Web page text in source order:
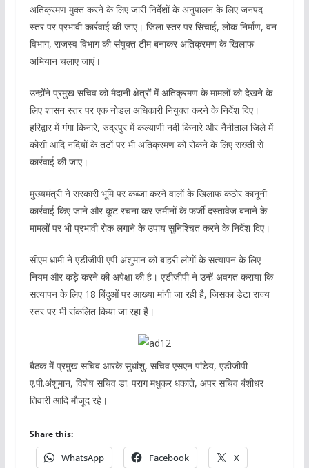
अतिक्रमण मुक्त करने के लिए जारी निर्देशों के अनुपालन के लिए जनपद
स्तर पर प्रभावी कार्रवाई की जाए। जिला स्तर पर सिंचाई, लोक निर्माण, वन
विभाग, राजस्व विभाग की संयुक्त टीम बनाकर अतिक्रमण के खिलाफ
अभियान चलाए जाएं।
उन्होंने प्रमुख सचिव को मैदानी क्षेत्रों में अतिक्रमण के मामलों को देखने के
लिए शासन स्तर पर एक नोडल अधिकारी नियुक्त करने के निर्देश दिए।
हरिद्वार में गंगा किनारे, रुद्रपुर में कल्याणी नदी किनारे और नैनीताल जिले में
कोसी आदि नदियों के तटों पर भी अतिक्रमण को रोकने के लिए सख्ती से
कार्रवाई की जाए।
मुख्यमंत्री ने सरकारी भूमि पर कब्जा करने वालों के खिलाफ कठोर कानूनी
कार्रवाई किए जाने और कूट रचना कर जमीनों के फर्जी दस्तावेज बनाने के
मामलों पर भी प्रभावी रोक लगाने के उपाय सुनिश्चित करने के निर्देश दिए।
सीएम धामी ने एडीजीपी एपी अंशुमान को बाहरी लोगों के सत्यापन के लिए
नियम और कड़े करने की अपेक्षा की है। एडीजीपी ने उन्हें अवगत कराया कि
सत्यापन के लिए 18 बिंदुओं पर आख्या मांगी जा रही है, जिसका डेटा राज्य
स्तर पर भी संकलित किया जा रहा है।
बैठक में प्रमुख सचिव आरके सुधांशु, सचिव एसएन पांडेय, एडीजीपी
ए.पी.अंशुमान, विशेष सचिव डा. पराग मधुकर धकाते, अपर सचिव बंशीधर
तिवारी आदि मौजूद रहे।
Share this:
WhatsApp Facebook X